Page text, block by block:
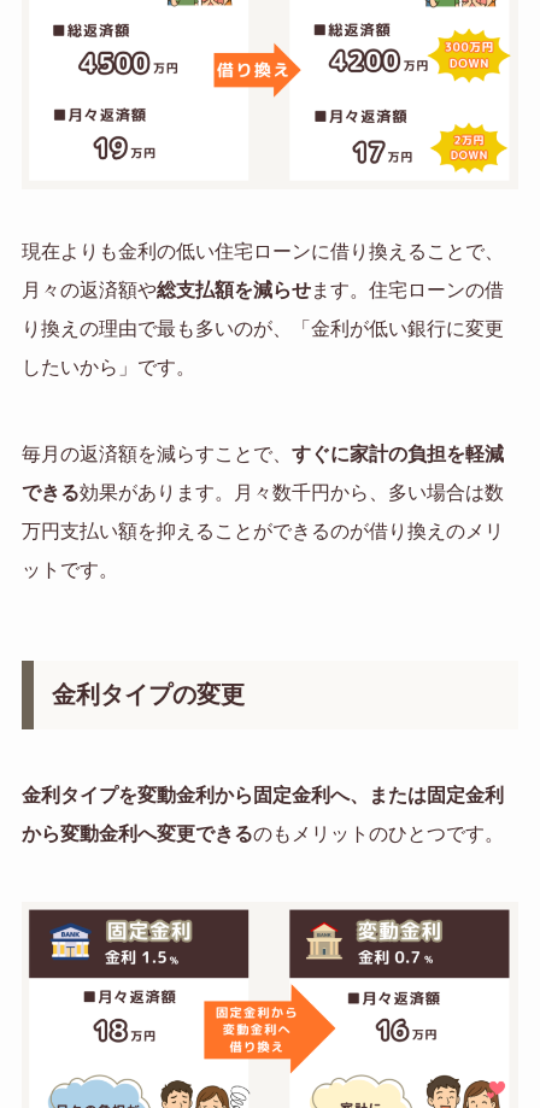
現在よりも金利の低い住宅ローンに借り換えることで、
月々の返済額や総支払額を減らせます。住宅ローンの借
り換えの理由で最も多いのが、「金利が低い銀行に変更
したいから」です。
毎月の返済額を減らすことで、 すぐに家計の負担を軽減
できる効果があります。月々数千円から、多い場合は数
万円支払い額を抑えることができるのが借り換えのメリ
ットです。
金利タイプの変更
金利タイプを変動金利から固定金利へ、または固定金利
から変動金利へ変更できるのもメリットのひとつです。